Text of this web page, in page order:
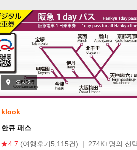
오사카
klook
한큐 패스
4.7 (여행후기5,115건) | 274K+명의 선택